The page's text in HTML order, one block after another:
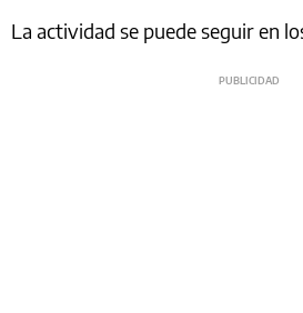
La actividad se puede seguir en